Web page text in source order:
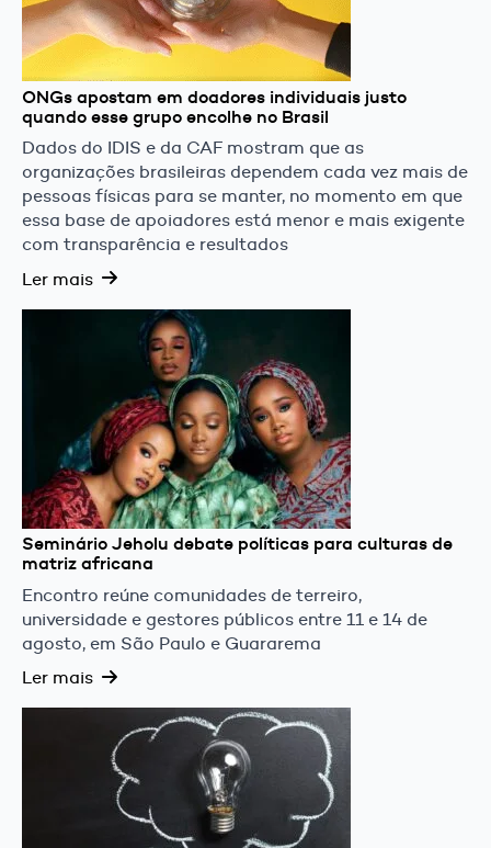
ONGs apostam em doadores individuais justo
quando esse grupo encolhe no Brasil
Dados do IDIS e da CAF mostram que as
organizações brasileiras dependem cada vez mais de
pessoas físicas para se manter, no momento em que
essa base de apoiadores está menor e mais exigente
com transparência e resultados
Ler mais
Seminário Jeholu debate políticas para culturas de
matriz africana
Encontro reúne comunidades de terreiro,
universidade e gestores públicos entre 11 e 14 de
agosto, em São Paulo e Guararema
Ler mais